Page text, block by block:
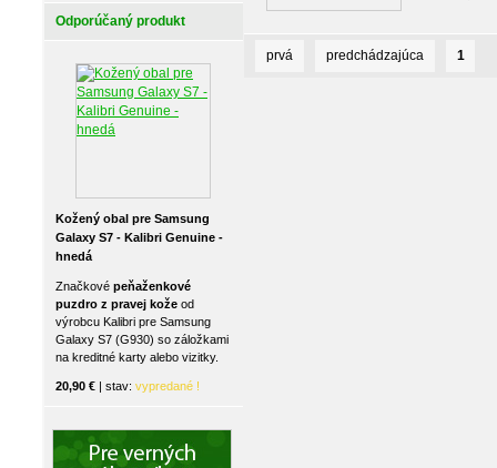
Odporúčaný produkt
Kožený obal pre Samsung
Galaxy S7 - Kalibri Genuine -
hnedá
Značkové peňaženkové
puzdro z pravej kože od
výrobcu Kalibri pre Samsung
Galaxy S7 (G930) so záložkami
na kreditné karty alebo vizitky.
20,90 € | stav: vypredané !
prvá predchádzajúca 1